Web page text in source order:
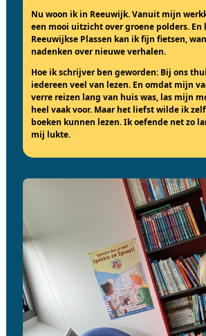
Nu woon ik in Reeuwijk. Vanuit mijn
een mooi uitzicht over groene polders. En
Reeuwijkse Plassen kan ik fijn fietsen,
nadenken over nieuwe verhalen.
Hoe ik schrijver ben geworden: Bij ons
iedereen veel van lezen. En omdat mijn
verre reizen lang van huis was, las mijn
heel vaak voor. Maar het liefst wilde ik
boeken kunnen lezen. Ik oefende net zo
mij lukte.